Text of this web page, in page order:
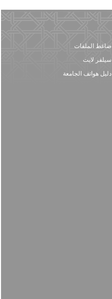
ضاغط الملفات
سيلفر لايت
دليل هواتف الجامعة